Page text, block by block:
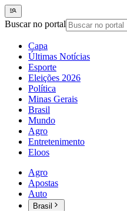
Buscar no portal
Capa
Últimas Notícias
Esporte
Eleições 2026
Política
Minas Gerais
Brasil
Mundo
Agro
Entretenimento
Eloos
Agro
Apostas
Auto
Brasil